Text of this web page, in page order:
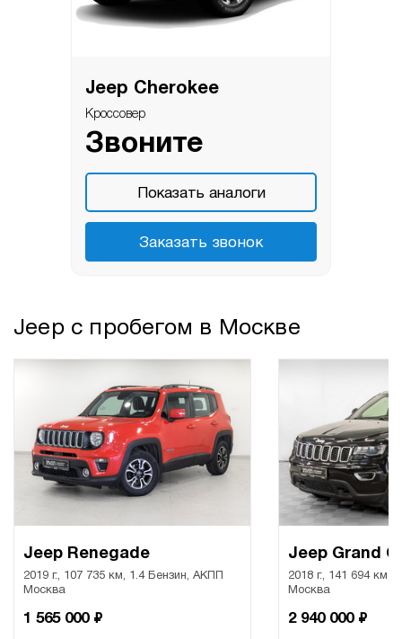
Jeep Cherokee
Кроссовер
Звоните
Показать аналоги
Заказать звонок
Jeep с пробегом в Москве
Jeep Renegade
2019 г., 107 735 км, 1.4 Бензин, АКПП
Москва
1 565 000 ₽
Jeep Grand
2018 г., 141 694 км,
Москва
2 940 000 ₽